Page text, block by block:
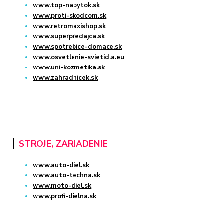
www.top-nabytok.sk
www.proti-skodcom.sk
www.retromaxishop.sk
www.superpredajca.sk
www.spotrebice-domace.sk
www.osvetlenie-svietidla.eu
www.uni-kozmetika.sk
www.zahradnicek.sk
STROJE, ZARIADENIE
www.auto-diel.sk
www.auto-techna.sk
www.moto-diel.sk
www.profi-dielna.sk